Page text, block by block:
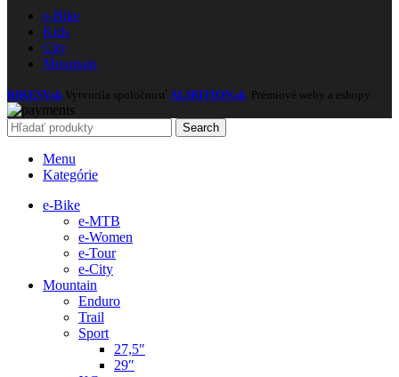
e-Bike
Kids
City
Mountain
BIKESV.sk Vytvorila spoločnosť ALIBITION.sk . Prémiové weby a eshopy.
Search
Menu
Kategórie
e-Bike
e-MTB
e-Women
e-Tour
e-City
Mountain
Enduro
Trail
Sport
27,5″
29″